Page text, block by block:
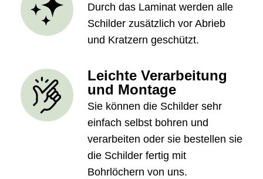
Durch das Laminat werden alle
Schilder zusätzlich vor Abrieb
und Kratzern geschützt.
Leichte Verarbeitung
und Montage
Sie können die Schilder sehr
einfach selbst bohren und
verarbeiten oder sie bestellen sie
die Schilder fertig mit
Bohrlöchern von uns.